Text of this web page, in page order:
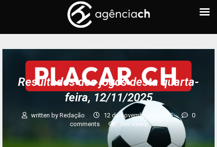
Resultados dos jogos desta quarta-
feira, 12/11/2025
written by Redação 12 de novembro de 2025
0
comments
369 views